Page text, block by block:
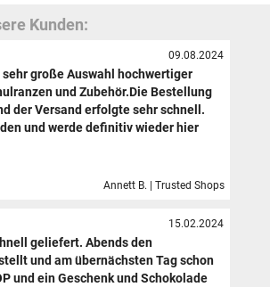
Kunden:
09.08.2024
sehr große Auswahl hochwertiger
und Zubehör.Die Bestellung
der Versand erfolgte sehr schnell.
und werde definitiv wieder hier
Annett B. | Trusted Shops
15.02.2024
geliefert. Abends den
und am übernächsten Tag schon
und ein Geschenk und Schokolade